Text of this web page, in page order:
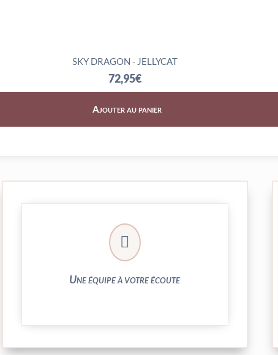
SKY DRAGON - JELLYCAT
72,95€
Ajouter au panier

Une équipe à votre écoute
N’hésitez pas à nous solliciter
► 04 73 27 04 20
► contact@peekaboo.fr